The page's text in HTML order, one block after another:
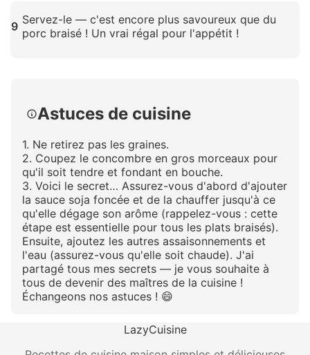
9 Servez-le — c'est encore plus savoureux que du
porc braisé ! Un vrai régal pour l'appétit !
Astuces de cuisine
1. Ne retirez pas les graines.
2. Coupez le concombre en gros morceaux pour
qu'il soit tendre et fondant en bouche.
3. Voici le secret… Assurez-vous d'abord d'ajouter
la sauce soja foncée et de la chauffer jusqu'à ce
qu'elle dégage son arôme (rappelez-vous : cette
étape est essentielle pour tous les plats braisés).
Ensuite, ajoutez les autres assaisonnements et
l'eau (assurez-vous qu'elle soit chaude). J'ai
partagé tous mes secrets — je vous souhaite à
tous de devenir des maîtres de la cuisine !
Échangeons nos astuces ! 😄
LazyCuisine